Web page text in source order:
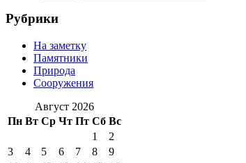
Рубрики
На заметку
Памятники
Природа
Сооружения
Август 2026
Пн Вт Ср Чт Пт Сб Вс
1
2
3
4 5 6 7 8
9